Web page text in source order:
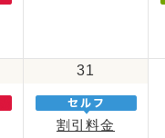
31
割引料金